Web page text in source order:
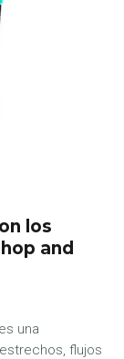
los
and
una
flujos